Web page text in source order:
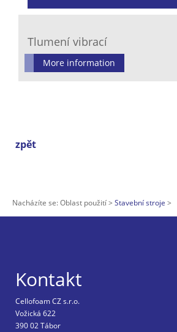
Tlumení vibrací
More information
zpět
Nacházíte se:Oblast použití Stavební stroje
Kontakt
Cellofoam CZ s.r.o.
Vožická 622
390 02 Tábor